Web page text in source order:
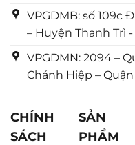
VPGDMB: số 109c
– Huyện Thanh Trì -
VPGDMN: 2094 –
Chánh Hiệp – Quận
CHÍNH
SÁCH
SẢN
PHẨM